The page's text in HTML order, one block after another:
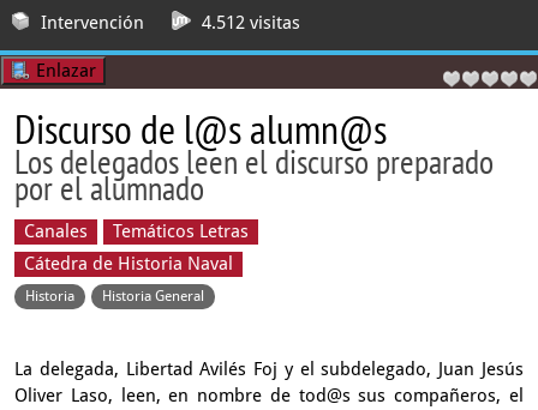
Intervención 4.512 visitas
Enlazar
Discurso de l@s alumn@s
Los delegados leen el discurso preparado
por el alumnado
Canales
Temáticos Letras
Cátedra de Historia Naval
Historia Historia General
La delegada, Libertad Avilés Foj y el subdelegado, Juan Jesús
Oliver Laso, leen, en nombre de tod@s sus compañeros, el